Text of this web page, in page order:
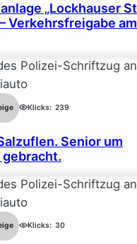
„Lockhauser
Verkehrsfreigabe
Klicks: 239
Senior um
Klicks: 30